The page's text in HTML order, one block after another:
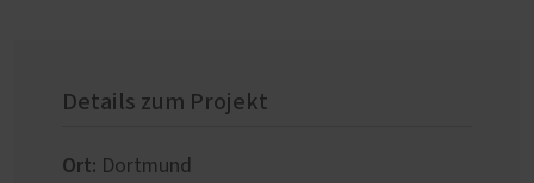
Details zum Projekt
Ort: Dortmund